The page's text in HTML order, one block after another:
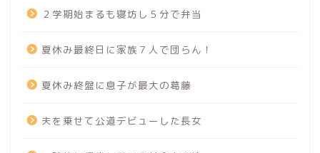
２学期始まるも寝坊し５分で弁当
夏休み最終日に家族７人で団らん！
夏休み終盤に息子が最大の葛藤
夫を乗せて公道デビューした長女